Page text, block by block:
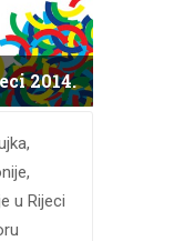
2014.
u Rijeci